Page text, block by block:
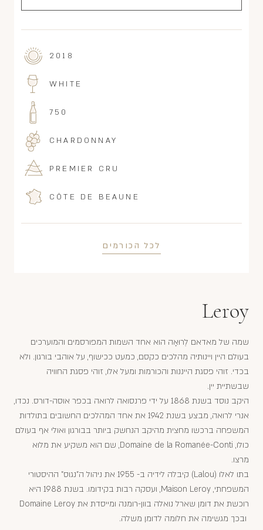
2018
WHITE
750
CHARDONNAY
PREMIER CRU
CÔTE DE BEAUNE
לכל הכורמים
Leroy
שמה של מאדאם לֶרוּאָה הוא אחד השמות המפורסמים והמוערכים
בעולם היין ויינותיה מהלכים כקסם, כמעט ככישוף, על אוהבי בורגון. ולא
בכדי. זוהי פסגת הייננות והכורמות ומעל אלו, זוהי פסגת החוויה
שבשתיית יין.
היקב נוסד בשנת 1868 על ידי פרנסואה לרואה בכפר אוסה-דורס. נכדו,
אנרי לרואה, מבצע בשנת 1942 את אחד המהלכים החשובים בתולדות
המשפחה ברכשו מחצית מהיקב הנחשק ביותר בבורגון ואולי אף בעולם
כולו, Domaine de la Romanée-Conti, שם הוא משקיע את מלוא
מרצו.
בתו לאלו (Lalou) קיבלה לידיה ב- 1955 את ניהול ה"נגוס" ההיסטורי
המשפחתי, Maison Leroy, ועסקה רבות בקידומו. בשנת 1988 היא
רוכשת את דומן שארל נואלה בוון-רומנה ומייסדת את Domaine Leroy
ובכך מגשימה את חלומה לדומן משלה.